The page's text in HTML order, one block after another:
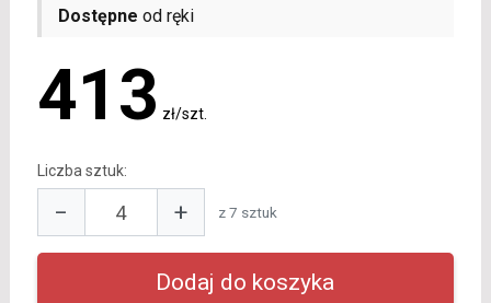
Dostępne od ręki
413 zł/szt.
Liczba sztuk:
− + z 7 sztuk